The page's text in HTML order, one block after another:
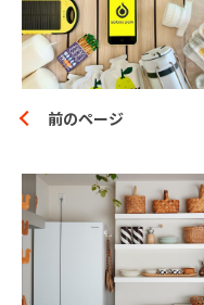
前のページ